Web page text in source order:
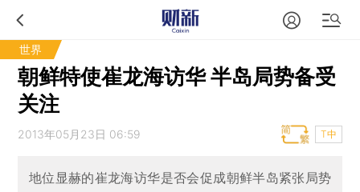
世界
朝鲜特使崔龙海访华 半岛局势备受
关注
2013年05月23日 06:59 T中
地位显赫的崔龙海访华是否会促成朝鲜半岛紧张局势